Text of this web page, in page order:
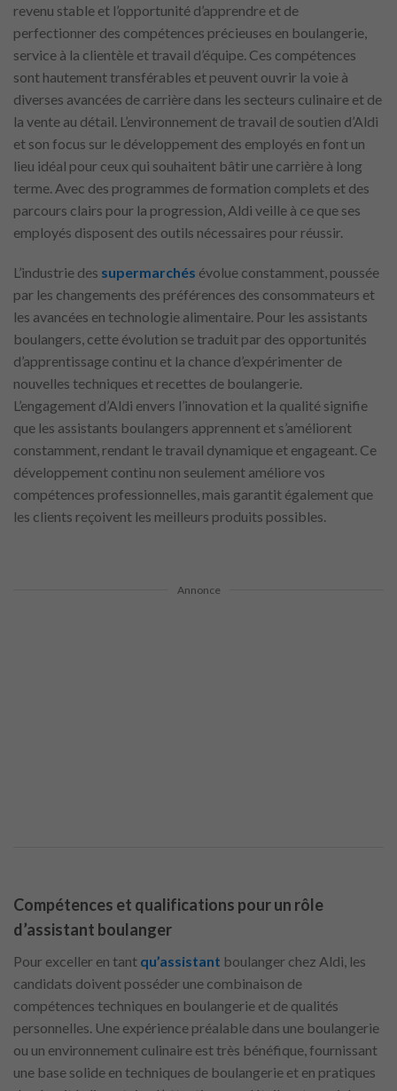
revenu stable et l’opportunité d’apprendre et de
perfectionner des compétences précieuses en boulangerie,
service à la clientèle et travail d’équipe. Ces compétences
sont hautement transférables et peuvent ouvrir la voie à
diverses avancées de carrière dans les secteurs culinaire et de
la vente au détail. L’environnement de travail de soutien d’Aldi
et son focus sur le développement des employés en font un
lieu idéal pour ceux qui souhaitent bâtir une carrière à long
terme. Avec des programmes de formation complets et des
parcours clairs pour la progression, Aldi veille à ce que ses
employés disposent des outils nécessaires pour réussir.
L’industrie des supermarchés évolue constamment, poussée
par les changements des préférences des consommateurs et
les avancées en technologie alimentaire. Pour les assistants
boulangers, cette évolution se traduit par des opportunités
d’apprentissage continu et la chance d’expérimenter de
nouvelles techniques et recettes de boulangerie.
L’engagement d’Aldi envers l’innovation et la qualité signifie
que les assistants boulangers apprennent et s’améliorent
constamment, rendant le travail dynamique et engageant. Ce
développement continu non seulement améliore vos
compétences professionnelles, mais garantit également que
les clients reçoivent les meilleurs produits possibles.
Annonce
Compétences et qualifications pour un rôle
d’assistant boulanger
Pour exceller en tant qu’assistant boulanger chez Aldi, les
candidats doivent posséder une combinaison de
compétences techniques en boulangerie et de qualités
personnelles. Une expérience préalable dans une boulangerie
ou un environnement culinaire est très bénéfique, fournissant
une base solide en techniques de boulangerie et en pratiques